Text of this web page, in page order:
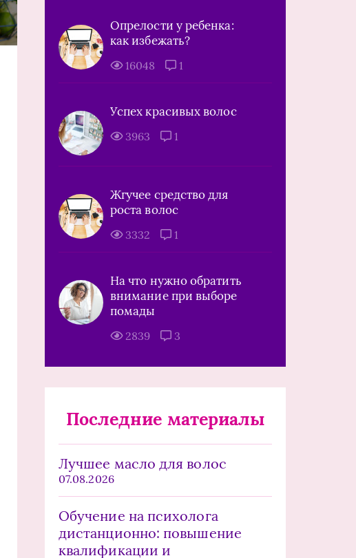
Опрелости у ребенка:
как избежать?
16048 1
Успех красивых волос
3963 1
Жгучее средство для
роста волос
3332 1
На что нужно обратить
внимание при выборе
помады
2839 3
Последние материалы
Лучшее масло для волос
07.08.2026
Обучение на психолога
дистанционно: повышение
квалификации и